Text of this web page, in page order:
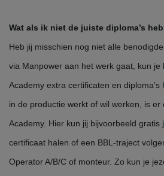
Wat als ik niet de juiste diploma’s
Heb jij misschien nog niet alle
via Manpower aan het werk gaat, kun je
Academy extra certificaten en
in de productie werkt of wil werken, is
Academy. Hier kun jij bijvoorbeeld gratis
certificaat halen of een BBL-traject
Operator A/B/C of monteur. Zo kun je